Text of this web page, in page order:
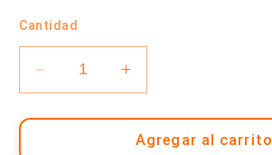
Cantidad
Reducir
cantidad
para
Aumentar
cantidad
para
Té
Agregar al carrito